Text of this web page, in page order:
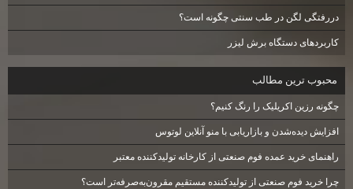
دررفتگی لگن در طب سنتی چگونه است؟
کاربردهای دستگاه برش لیزر
محبوب ترين مطالب
چگونه رزین اکریلیک را رنگ کنیم؟
افزایش دیده‌شدن و بازاریابی با منو آنلاین لوتوس
راهنمای خرید عمده فوم صنعتی از کارخانه تولیدکننده معتبر
چرا خرید فوم صنعتی از تولیدکننده مستقیم مقرون‌به‌صرفه‌تر است؟